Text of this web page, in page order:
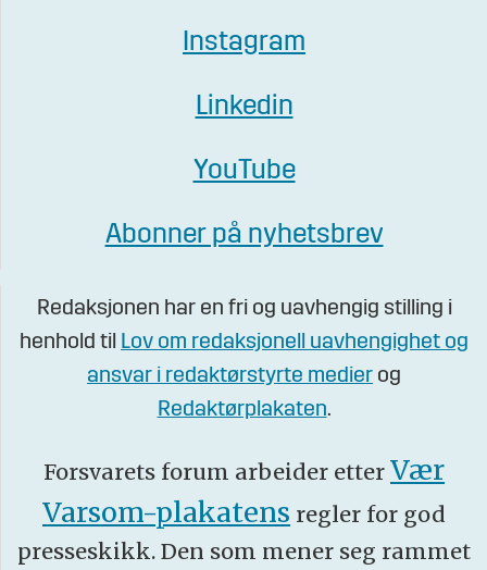
Instagram
Linkedin
YouTube
Abonner på nyhetsbrev
Redaksjonen har en fri og uavhengig stilling i
henhold til Lov om redaksjonell uavhengighet og
ansvar i redaktørstyrte medier og
Redaktørplakaten.
Forsvarets forum arbeider etter Vær
Varsom-plakatens regler for god
presseskikk. Den som mener seg rammet